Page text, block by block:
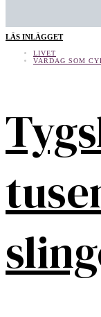
LÄS INLÄGGET
LIVET
VARDAG SOM